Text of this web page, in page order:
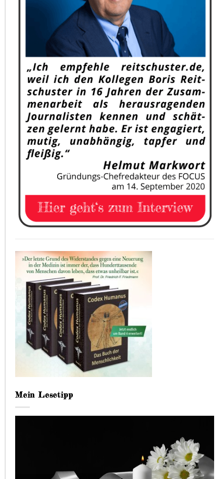
Mein Lesetipp